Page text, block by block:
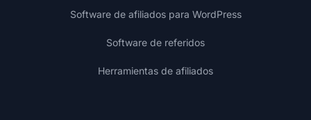
Software de afiliados para WordPress
Software de referidos
Herramientas de afiliados